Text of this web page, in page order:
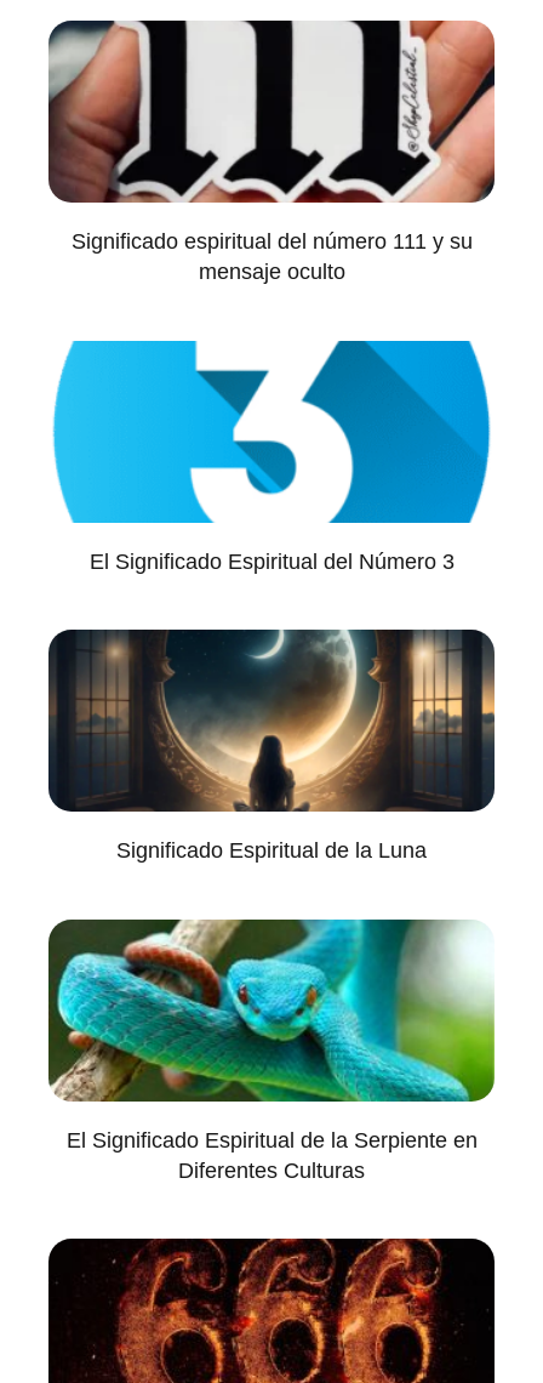
Significado espiritual del número 111 y su
mensaje oculto
El Significado Espiritual del Número 3
Significado Espiritual de la Luna
El Significado Espiritual de la Serpiente en
Diferentes Culturas